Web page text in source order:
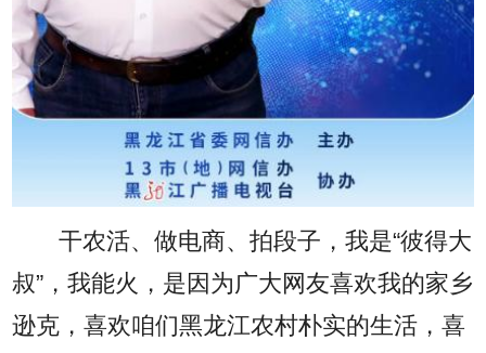
干农活、做电商、拍段子，我是“彼得大
叔”，我能火，是因为广大网友喜欢我的家乡
逊克，喜欢咱们黑龙江农村朴实的生活，喜